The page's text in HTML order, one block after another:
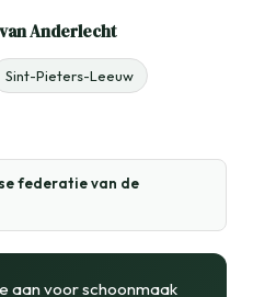
Anderlecht
Sint-Pieters-Leeuw
federatie van de
aan voor schoonmaak